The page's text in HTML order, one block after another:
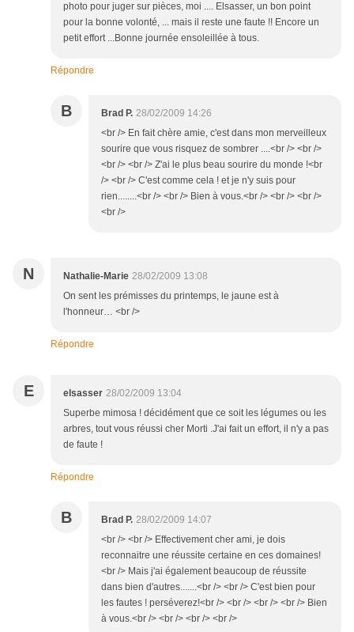
photo pour juger sur pièces, moi .... Elsasser, un bon point
pour la bonne volonté, ... mais il reste une faute !! Encore un
petit effort ...Bonne journée ensoleillée à tous.
Répondre
B Brad P. 28/02/2009 14:26
<br /> En fait chère amie, c'est dans mon merveilleux
sourire que vous risquez de sombrer ....<br /> <br />
<br /> <br /> Z'ai le plus beau sourire du monde !<br
/> <br /> C'est comme cela ! et je n'y suis pour
rien........<br /> <br /> Bien à vous.<br /> <br /> <br />
<br />
N Nathalie-Marie 28/02/2009 13:08
On sent les prémisses du printemps, le jaune est à
l'honneur… <br />
Répondre
E elsasser 28/02/2009 13:04
Superbe mimosa ! décidément que ce soit les légumes ou les
arbres, tout vous réussi cher Morti .J'ai fait un effort, il n'y a pas
de faute !
Répondre
B Brad P. 28/02/2009 14:07
<br /> <br /> Effectivement cher ami, je dois
reconnaitre une réussite certaine en ces domaines!
<br /> Mais j'ai également beaucoup de réussite
dans bien d'autres.......<br /> <br /> C'est bien pour
les fautes ! perséverez!<br /> <br /> <br /> <br /> Bien
à vous.<br /> <br /> <br /> <br />